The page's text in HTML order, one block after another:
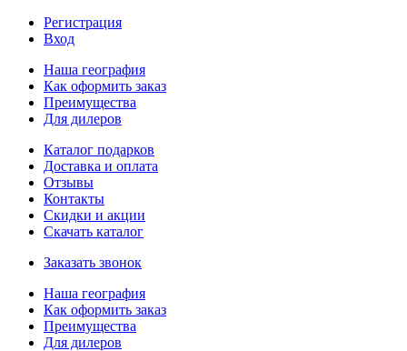
Регистрация
Вход
Наша география
Как оформить заказ
Преимущества
Для дилеров
Каталог подарков
Доставка и оплата
Отзывы
Контакты
Скидки и акции
Скачать каталог
Заказать звонок
Наша география
Как оформить заказ
Преимущества
Для дилеров